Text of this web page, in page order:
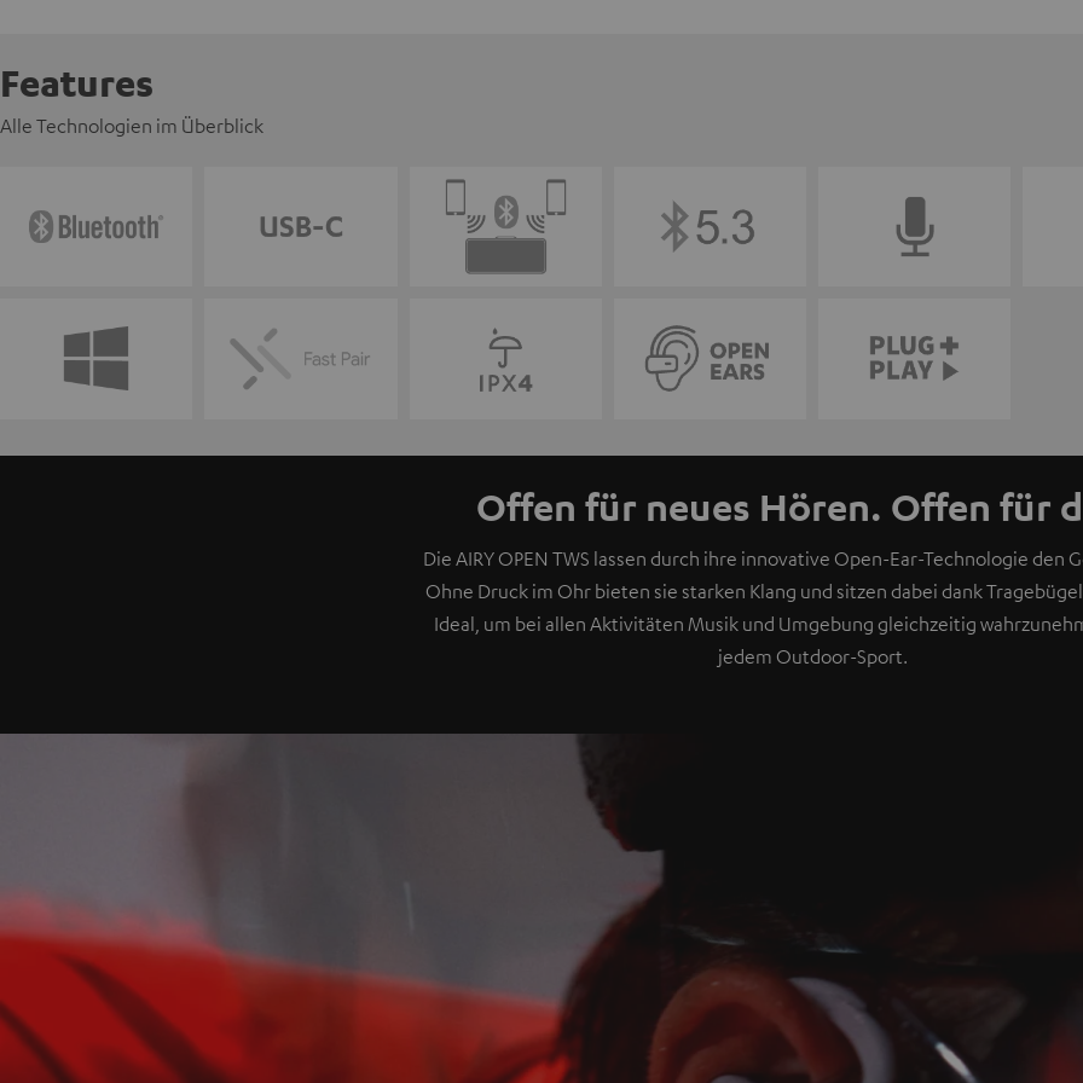
Features
Alle Technologien im Überblick
Offen für neues Hören. Offen für
Die AIRY OPEN TWS lassen durch ihre innovative Open-Ear-Technologie den
Ohne Druck im Ohr bieten sie starken Klang und sitzen dabei dank
Ideal, um bei allen Aktivitäten Musik und Umgebung gleichzeitig
jedem Outdoor-Sport.